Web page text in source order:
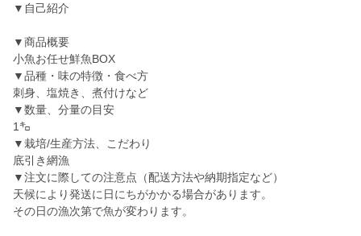
▼自己紹介
▼商品概要
小魚お任せ鮮魚BOX
▼品種・味の特徴・食べ方
刺身、塩焼き、煮付けなど
▼数量、分量の目安
1㌔
▼栽培/生産方法、こだわり
底引き網漁
▼注文に際しての注意点（配送方法や納期指定など）
天候により発送に日にちがかかる場合があります。
その日の漁次第で魚が変わります。